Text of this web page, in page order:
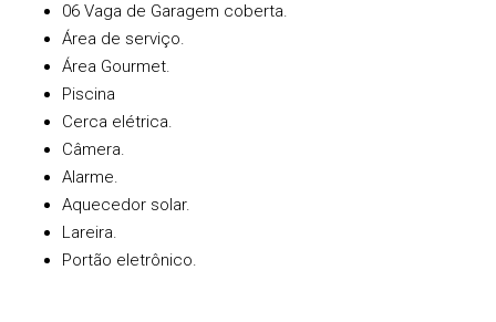
06 Vaga de Garagem coberta.
Área de serviço.
Área Gourmet.
Piscina
Cerca elétrica.
Câmera.
Alarme.
Aquecedor solar.
Lareira.
Portão eletrônico.